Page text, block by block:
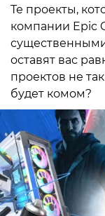
Те проекты,
компании Epic
оставят вас
проектов не
будет комом?